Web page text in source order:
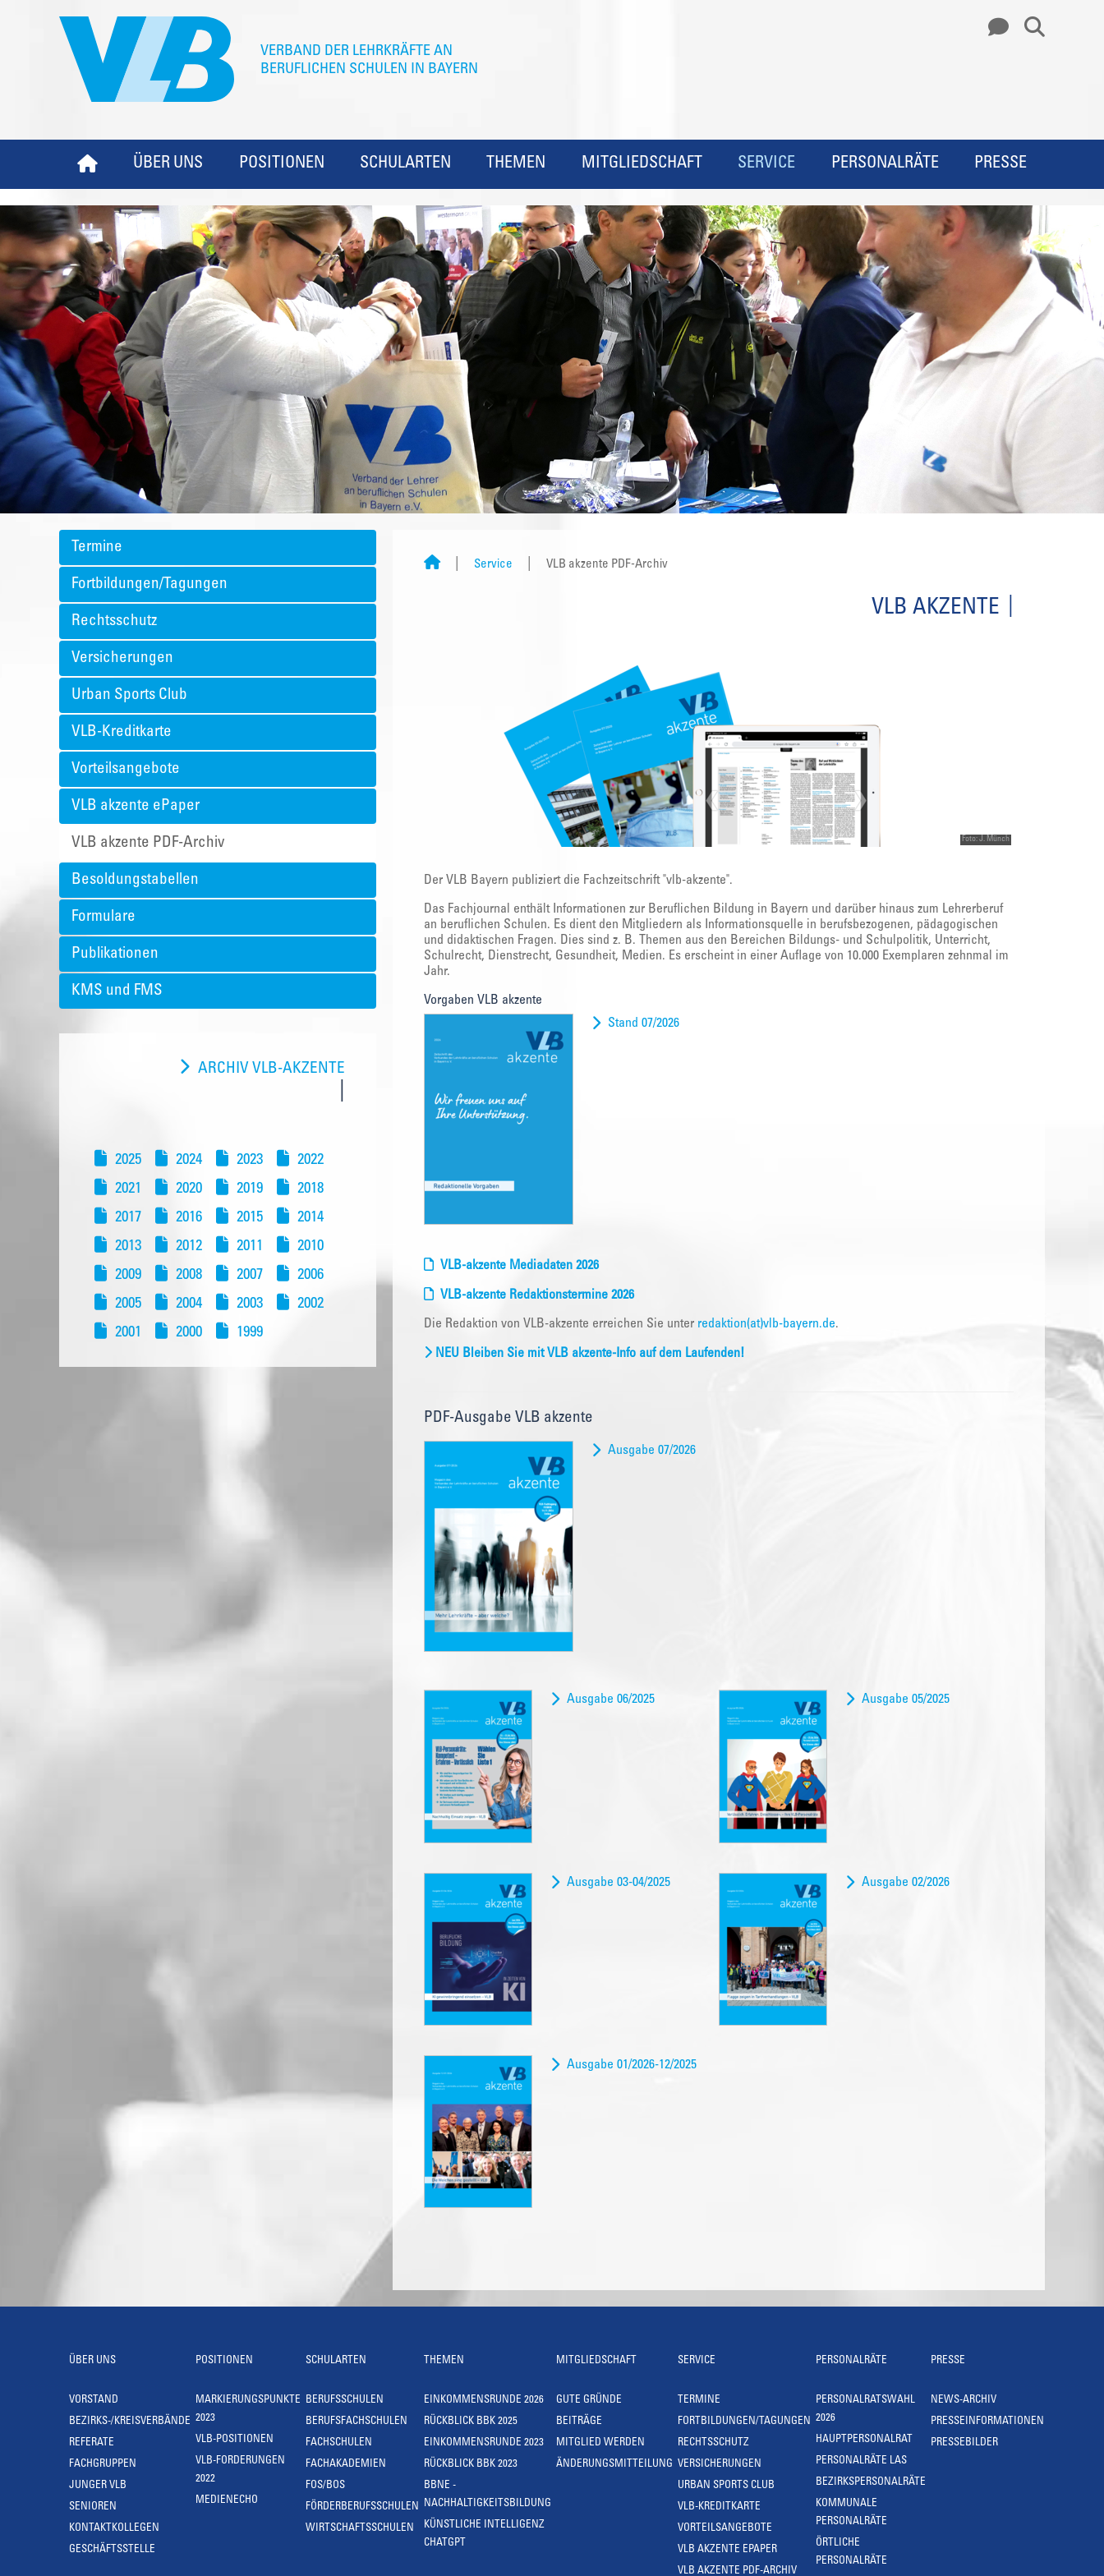
ÜBER UNS POSITIONEN SCHULARTEN THEMEN MITGLIEDSCHAFT SERVICE PERSONALRÄTE PRESSE
Termine
Fortbildungen/Tagungen
Rechtsschutz
Versicherungen
Urban Sports Club
VLB-Kreditkarte
Vorteilsangebote
VLB akzente ePaper
VLB akzente PDF-Archiv
Besoldungstabellen
Formulare
Publikationen
KMS und FMS
ARCHIV VLB-AKZENTE
2025 2024 2023
2022
2021
2020 2019
2018
2017
2016 2015
2014
2013
2012 2011
2010
2009
2008 2007
2006
2005
2004 2003
2002
2001
2000 1999
Service VLB akzente PDF-Archiv
VLB AKZENTE
Foto: J. Münch
Der VLB Bayern publiziert die Fachzeitschrift "vlb-akzente".
Das Fachjournal enthält Informationen zur Beruflichen Bildung in Bayern und darüber hinaus zum Lehrerberuf
an beruflichen Schulen. Es dient den Mitgliedern als Informationsquelle in berufsbezogenen, pädagogischen
und didaktischen Fragen. Dies sind z. B. Themen aus den Bereichen Bildungs- und Schulpolitik, Unterricht,
Schulrecht, Dienstrecht, Gesundheit, Medien. Es erscheint in einer Auflage von 10.000 Exemplaren zehnmal im
Jahr.
Vorgaben VLB akzente
Stand 07/2026
VLB-akzente Mediadaten 2026
VLB-akzente Redaktionstermine 2026
Die Redaktion von VLB-akzente erreichen Sie unter redaktion(at)vlb-bayern.de.
NEU Bleiben Sie mit VLB akzente-Info auf dem Laufenden!
PDF-Ausgabe VLB akzente
Ausgabe 07/2026
Ausgabe 06/2025 Ausgabe 05/2025
Ausgabe 03-04/2025 Ausgabe 02/2026
Ausgabe 01/2026-12/2025
ÜBER UNS
VORSTAND
BEZIRKS-/KREISVERBÄNDE
REFERATE
FACHGRUPPEN
JUNGER VLB
SENIOREN
KONTAKTKOLLEGEN
GESCHÄFTSSTELLE
POSITIONEN
MARKIERUNGSPUNKTE
2023
VLB-POSITIONEN
VLB-FORDERUNGEN
2022
MEDIENECHO
SCHULARTEN
BERUFSSCHULEN
BERUFSFACHSCHULEN
FACHSCHULEN
FACHAKADEMIEN
FOS/BOS
FÖRDERBERUFSSCHULEN
WIRTSCHAFTSSCHULEN
THEMEN
EINKOMMENSRUNDE 2026
RÜCKBLICK BBK 2025
EINKOMMENSRUNDE 2023
RÜCKBLICK BBK 2023
BBNE -
NACHHALTIGKEITSBILDUNG
KÜNSTLICHE INTELLIGENZ
CHATGPT
MITGLIEDSCHAFT
GUTE GRÜNDE
BEITRÄGE
MITGLIED WERDEN
ÄNDERUNGSMITTEILUNG
SERVICE
TERMINE
FORTBILDUNGEN/TAGUNGEN
RECHTSSCHUTZ
VERSICHERUNGEN
URBAN SPORTS CLUB
VLB-KREDITKARTE
VORTEILSANGEBOTE
VLB AKZENTE EPAPER
VLB AKZENTE PDF-ARCHIV
PERSONALRÄTE
PERSONALRATSWAHL
2026
HAUPTPERSONALRAT
PERSONALRÄTE LAS
BEZIRKSPERSONALRÄTE
KOMMUNALE
PERSONALRÄTE
ÖRTLICHE
PERSONALRÄTE
PRESSE
NEWS-ARCHIV
PRESSEINFORMATIONEN
PRESSEBILDER